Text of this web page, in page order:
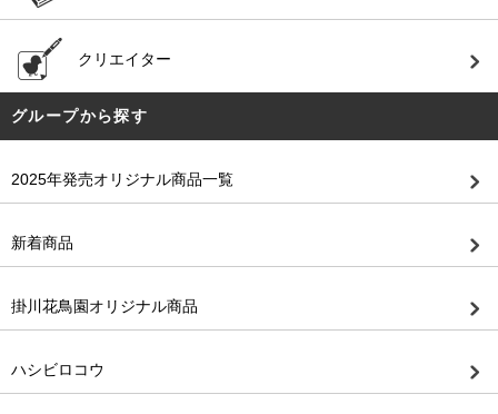
クリエイター
グループから探す
2025年発売オリジナル商品一覧
新着商品
掛川花鳥園オリジナル商品
ハシビロコウ